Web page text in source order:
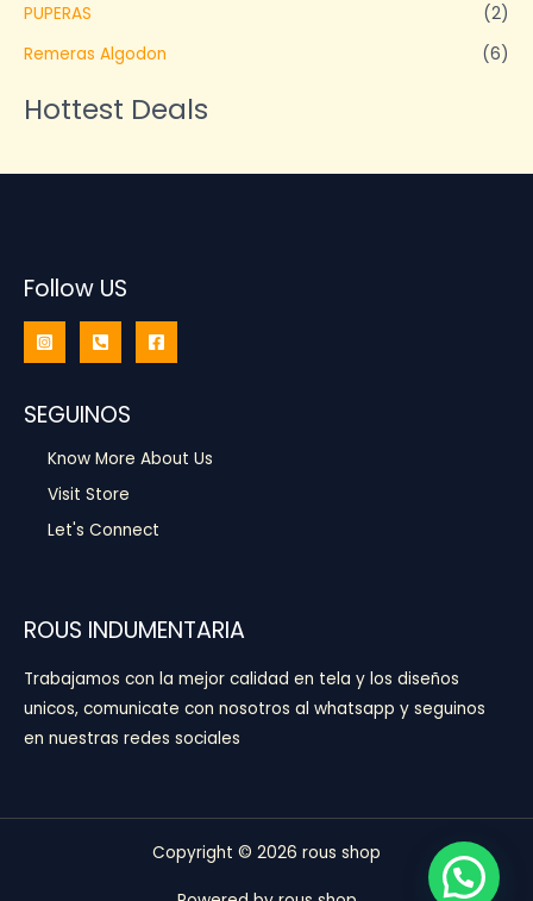
PUPERAS
(2)
Remeras Algodon
(6)
Hottest Deals
Follow US
SEGUINOS
Know More About Us
Visit Store
Let's Connect
ROUS INDUMENTARIA
Trabajamos con la mejor calidad en tela y los diseños
unicos, comunicate con nosotros al whatsapp y seguinos
en nuestras redes sociales
Copyright © 2026 rous shop